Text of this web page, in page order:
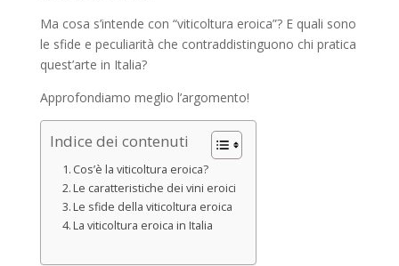
Ma cosa s’intende con “viticoltura eroica”? E quali sono
le sfide e peculiarità che contraddistinguono chi pratica
quest’arte in Italia?
Approfondiamo meglio l’argomento!
Indice dei contenuti
Cos’è la viticoltura eroica?
Le caratteristiche dei vini eroici
Le sfide della viticoltura eroica
La viticoltura eroica in Italia